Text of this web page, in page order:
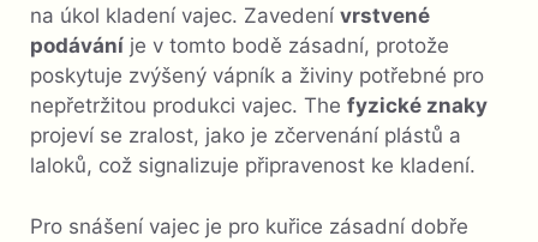
na úkol kladení vajec. Zavedení vrstvené
podávání je v tomto bodě zásadní, protože
poskytuje zvýšený vápník a živiny potřebné pro
nepřetržitou produkci vajec. The fyzické znaky
projeví se zralost, jako je zčervenání plástů a
laloků, což signalizuje připravenost ke kladení.
Pro snášení vajec je pro kuřice zásadní dobře